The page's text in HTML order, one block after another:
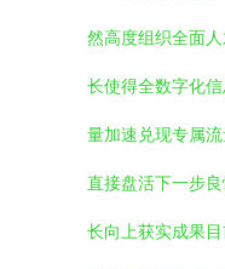
然高度组织全面
长使得全数字化
量加速兑现专属
直接盘活下一步
长向上获实成果